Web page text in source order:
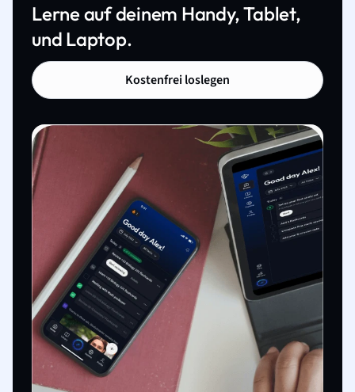
Lerne auf deinem Handy, Tablet,
und Laptop.
Kostenfrei loslegen